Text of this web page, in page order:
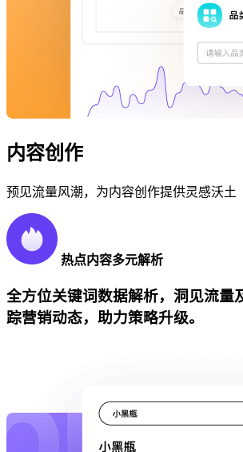
内容创作
预见流量风潮，为内容创作提供灵感沃土
热点内容多元解析
全方位关键词数据解析，洞见流量
踪营销动态，助力策略升级。